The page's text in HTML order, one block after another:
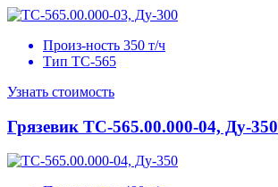
Произ-ность 350 т/ч
Тип ТС-565
Узнать стоимость
Грязевик ТС-565.00.000-04, Ду-350